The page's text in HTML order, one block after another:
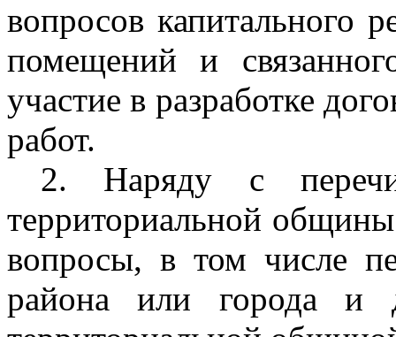
вопросов капитального
помещений и
участие в разработке
работ.
2. Наряду с
территориальной
вопросы, в том числе
района или города и